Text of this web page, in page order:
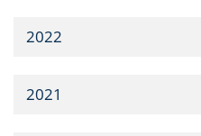
2022
2021